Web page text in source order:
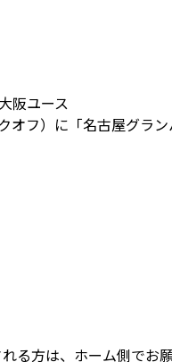
阪ユース
フ）に「名古屋グラン
る方は、ホーム側でお願